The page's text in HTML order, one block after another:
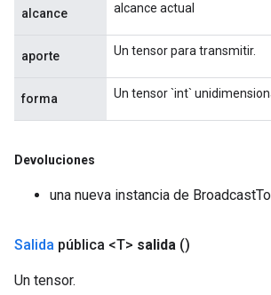
alcance alcance actual
aporte Un tensor para transmitir.
forma Un tensor `int`
Devoluciones
una nueva instancia de BroadcastTo
Salida pública <T> salida ()
Un tensor.